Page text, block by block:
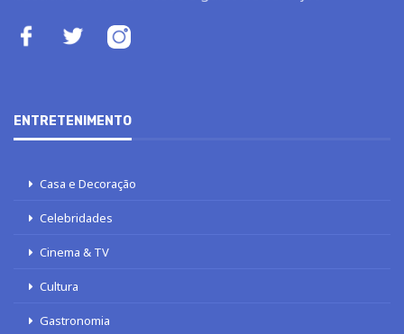
ENTRETENIMENTO
Casa e Decoração
Celebridades
Cinema & TV
Cultura
Gastronomia